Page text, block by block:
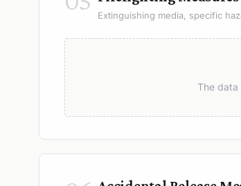
Extinguishing media, specific
The data